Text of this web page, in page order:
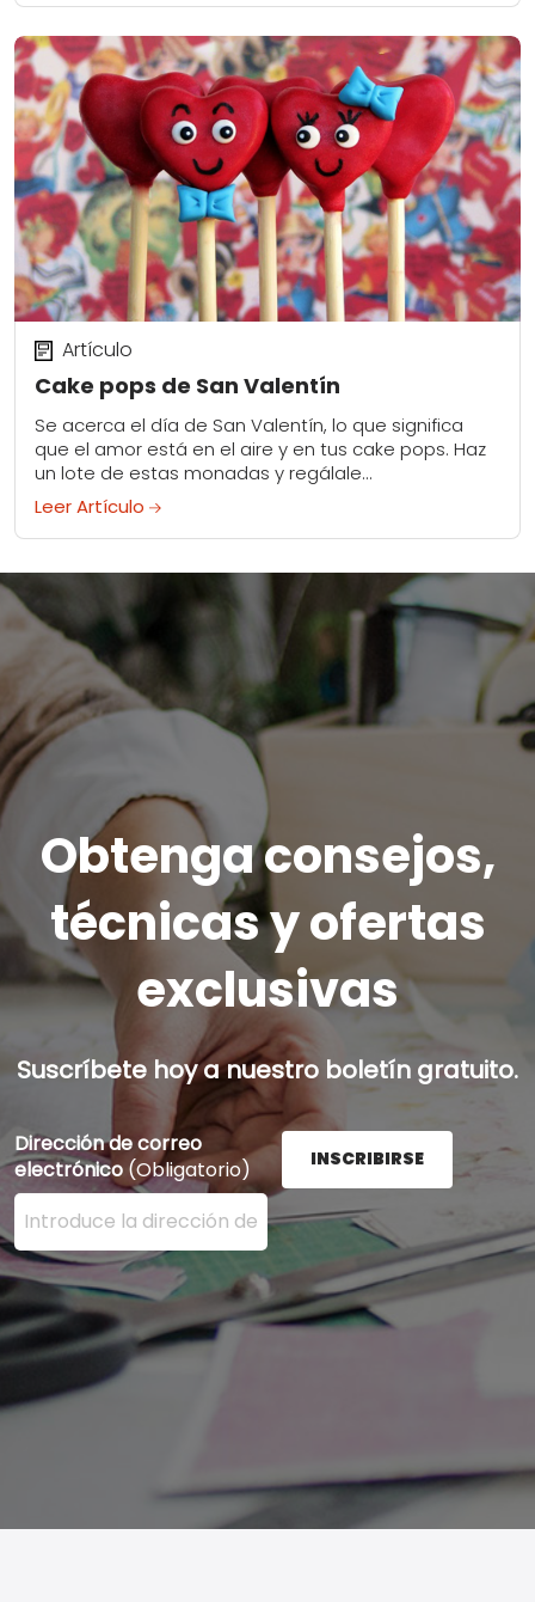
Cake pops de San Valentín
Artículo
Se acerca el día de San Valentín, lo que significa
que el amor está en el aire y en tus cake pops. Haz
un lote de estas monadas y regálale...
Leer Artículo
Obtenga consejos,
técnicas y ofertas
exclusivas
Suscríbete hoy a nuestro boletín gratuito.
Dirección de correo
electrónico (Obligatorio)
Ingrese su dirección de correo electrónico aquí y
INSCRIBIRSE